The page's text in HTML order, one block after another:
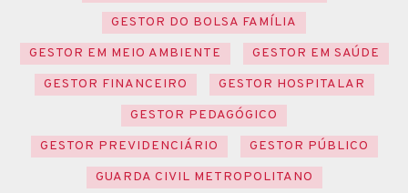
GESTOR DO BOLSA FAMÍLIA
GESTOR EM MEIO AMBIENTE
GESTOR EM SAÚDE
GESTOR FINANCEIRO
GESTOR HOSPITALAR
GESTOR PEDAGÓGICO
GESTOR PREVIDENCIÁRIO
GESTOR PÚBLICO
GUARDA CIVIL METROPOLITANO